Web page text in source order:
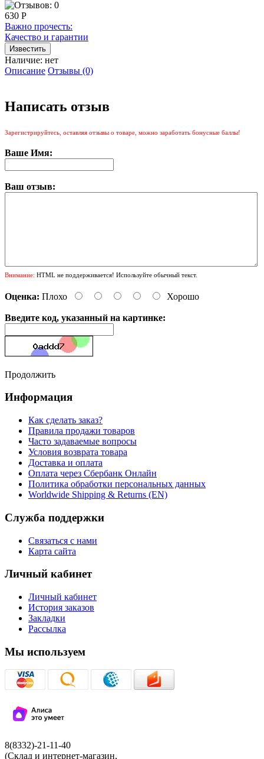
630 Р
Важно прочесть:
Качество и гарантии
Наличие: нет
Описание Отзывы (0)
Написать отзыв
Зарегистрируйтесь, оставляя отзывы о товаре, можно заработать бонусные баллы!
Ваше Имя:
Ваш отзыв:
Внимание: HTML не поддерживается! Используйте обычный текст.
Оценка: Плохо Хорошо
Введите код, указанный на картинке:
Продолжить
Информация
Как сделать заказ?
Правила продажи товаров
Часто задаваемые вопросы
Условия возврата товара
Доставка и оплата
Оплата через Сбербанк Онлайн
Политика обработки персональных данных
Worldwide Shipping & Returns (EN)
Служба поддержки
Связаться с нами
Карта сайта
Личный кабинет
Личный кабинет
История заказов
Закладки
Рассылка
Мы используем
8(8332)-21-11-40
(Склад и интернет-магазин,